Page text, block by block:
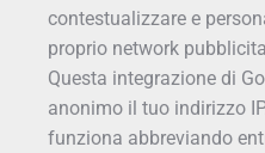
contestualizzare e
proprio network
Questa integrazione di
anonimo il tuo indirizzo
funziona abbreviando